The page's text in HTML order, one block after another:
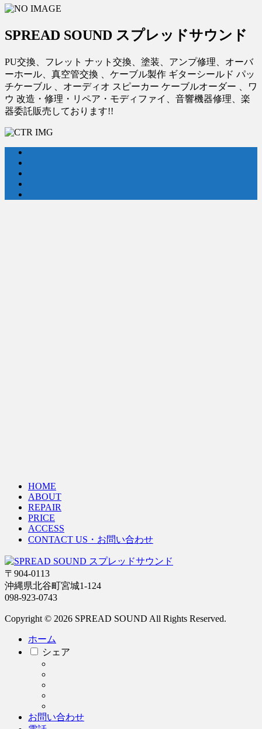
SPREAD SOUND スプレッドサウンド
PU交換、フレット ナット交換、塗装、アンプ修理、オーバ
ーホール、真空管交換 、ケーブル製作 ギターシールド パッ
チケーブル 、オーディオ スピーカー ケーブルオーダー 、ワ
ウ 改造・修理・リペア・モディファイ、音響機器修理、楽
器委託販売しております!!
HOME
ABOUT
REPAIR
PRICE
ACCESS
CONTACT US・お問い合わせ
〒904-0113
沖縄県北谷町宮城1-124
098-923-0743
Copyright © 2026 SPREAD SOUND All Rights Reserved.
ホーム
シェア
お問い合わせ